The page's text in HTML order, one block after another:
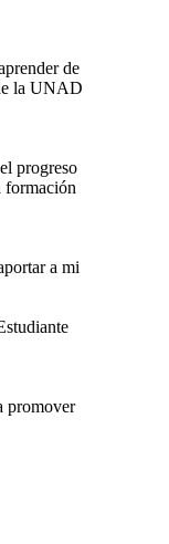
de
la UNAD
progreso
formación
a mi
promover